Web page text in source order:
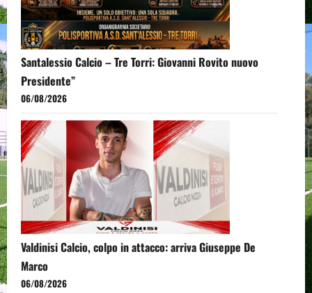
Santalessio Calcio – Tre Torri: Giovanni Rovito nuovo
Presidente”
06/08/2026
Valdinisi Calcio, colpo in attacco: arriva Giuseppe De
Marco
06/08/2026